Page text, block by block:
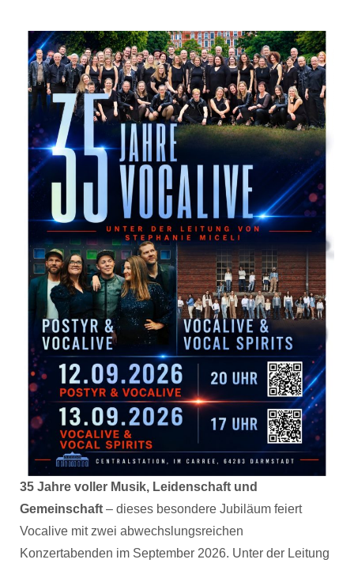
35 Jahre voller Musik, Leidenschaft und
Gemeinschaft – dieses besondere Jubiläum feiert
Vocalive mit zwei abwechslungsreichen
Konzertabenden im September 2026. Unter der Leitung